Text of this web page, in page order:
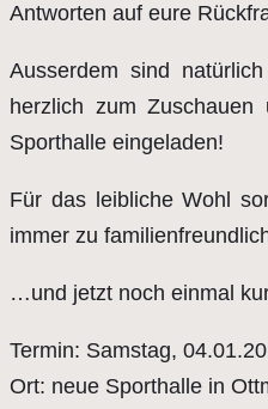
Antworten auf eure
Ausserdem sind
herzlich zum
Sporthalle eingeladen!
Für das leibliche Wohl
immer zu
…und jetzt noch einmal
Termin: Samstag,
Ort: neue Sporthalle in